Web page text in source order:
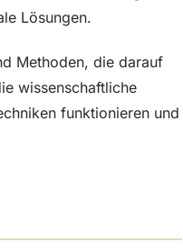
Lösungen.
Methoden, die darauf
wissenschaftliche
funktionieren und